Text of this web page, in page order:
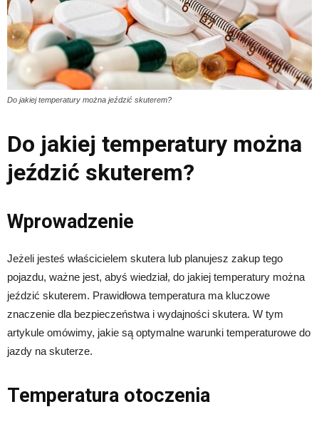
Do jakiej temperatury można jeździć skuterem?
Do jakiej temperatury można
jeździć skuterem?
Wprowadzenie
Jeżeli jesteś właścicielem skutera lub planujesz zakup tego
pojazdu, ważne jest, abyś wiedział, do jakiej temperatury można
jeździć skuterem. Prawidłowa temperatura ma kluczowe
znaczenie dla bezpieczeństwa i wydajności skutera. W tym
artykule omówimy, jakie są optymalne warunki temperaturowe do
jazdy na skuterze.
Temperatura otoczenia